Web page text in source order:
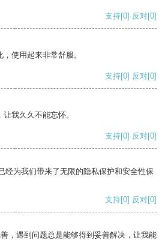
支持[0] 反对[0]
使用起来非常舒服。
支持[0] 反对[0]
我久久不能忘怀。
支持[0] 反对[0]
经为我们带来了无限的隐私保护和安全性保
支持[0] 反对[0]
，遇到问题总是能够得到妥善解决，让我能